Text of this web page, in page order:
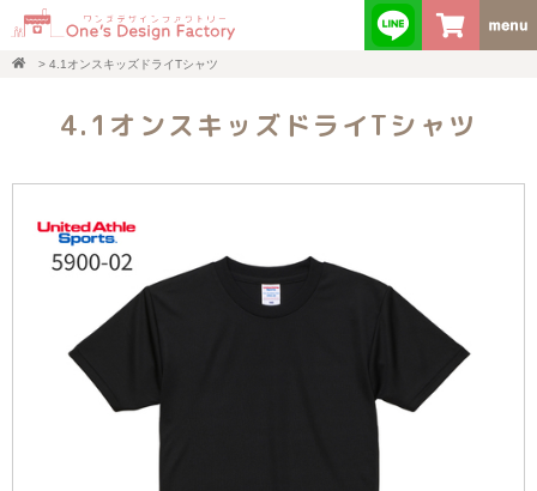
> 4.1オンスキッズドライTシャツ
4.1オンスキッズドライTシャツ